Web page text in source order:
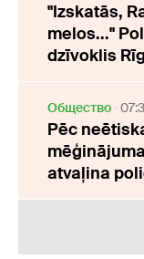
"Izskatās,
melos..."
dzīvoklis
Oбщество
Pēc
atvaļina